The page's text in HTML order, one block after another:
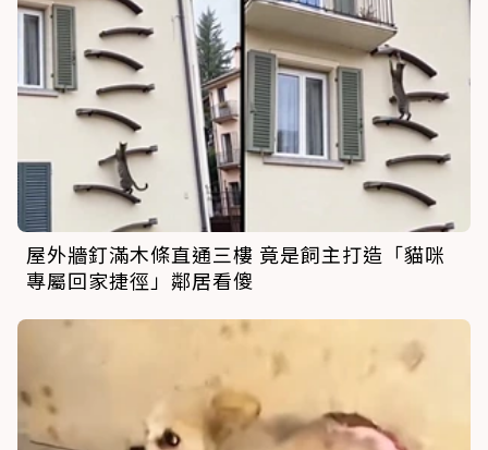
屋外牆釘滿木條直通三樓 竟是飼主打造「貓咪
專屬回家捷徑」鄰居看傻